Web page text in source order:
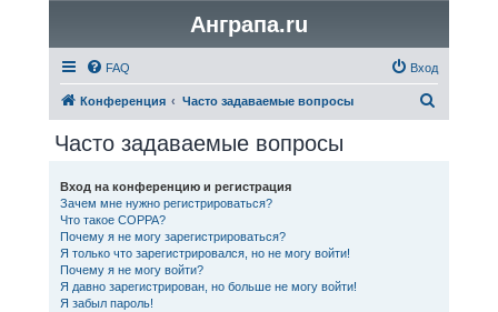
Анграпа.ru
FAQ Вход
Конференция Часто задаваемые вопросы
Часто задаваемые вопросы
Вход на конференцию и регистрация
Зачем мне нужно регистрироваться?
Что такое COPPA?
Почему я не могу зарегистрироваться?
Я только что зарегистрировался, но не могу войти!
Почему я не могу войти?
Я давно зарегистрирован, но больше не могу войти!
Я забыл пароль!